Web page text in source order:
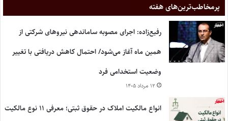
پر‌مخاطب‌ترین‌های هفته
رفیع‌زاده: اجرای مصوبه ساماندهی نیروهای شرکتی از
همین ماه آغاز می‌شود/ احتمال کاهش دریافتی با تغییر
وضعیت استخدامی فرد
۱۲ مرداد ۱۴۰۵
انواع مالکیت املاک در حقوق ثبتی؛ معرفی ۱۱ نوع مالکیت